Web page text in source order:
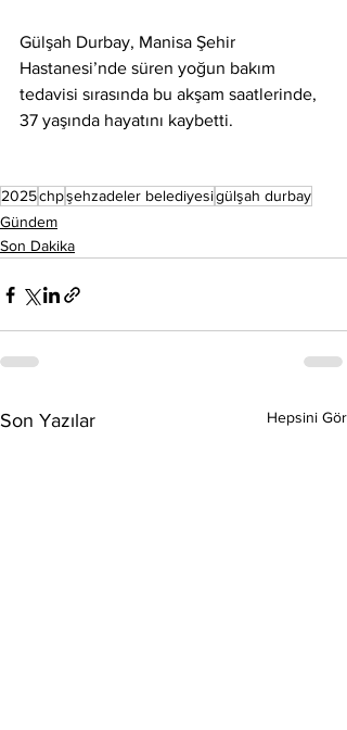
Gülşah Durbay, Manisa Şehir
Hastanesi’nde süren yoğun bakım
tedavisi sırasında bu akşam saatlerinde,
37 yaşında hayatını kaybetti.
2025chpşehzadeler belediyesigülşah durbay
Gündem
Son Dakika
Son Yazılar Hepsini Gör